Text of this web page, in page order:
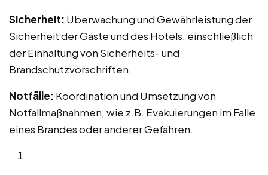
Sicherheit: Überwachung und Gewährleistung der
Sicherheit der Gäste und des Hotels, einschließlich
der Einhaltung von Sicherheits- und
Brandschutzvorschriften.
Notfälle: Koordination und Umsetzung von
Notfallmaßnahmen, wie z.B. Evakuierungen im Falle
eines Brandes oder anderer Gefahren.